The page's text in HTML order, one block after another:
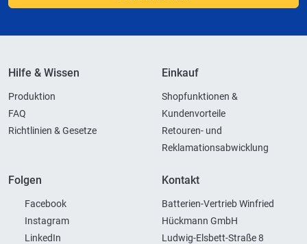
Hilfe & Wissen
Produktion
FAQ
Richtlinien & Gesetze
Einkauf
Shopfunktionen &
Kundenvorteile
Retouren- und
Reklamationsabwicklung
Folgen
Facebook
Instagram
LinkedIn
Kontakt
Batterien-Vertrieb Winfried
Hückmann GmbH
Ludwig-Elsbett-Straße 8